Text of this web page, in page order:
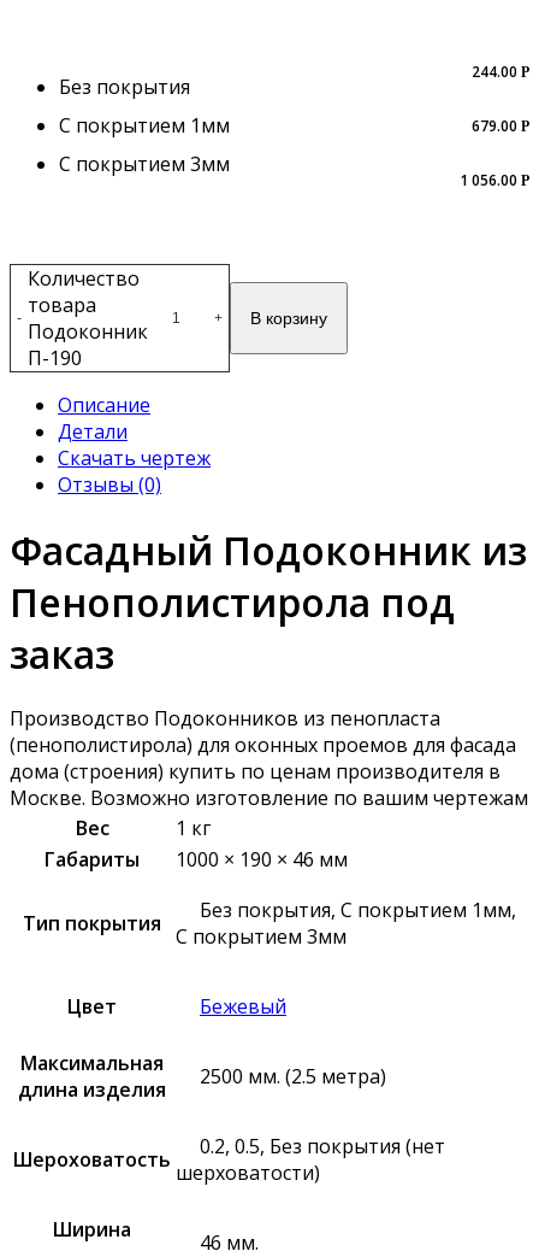
Без покрытия
С покрытием 1мм
С покрытием 3мм
-
Количество
товара
Подоконник
П-190
+ В корзину
244.00 Р
679.00 Р
1 056.00 Р
Описание
Детали
Скачать чертеж
Отзывы (0)
Фасадный Подоконник из
Пенополистирола под
заказ
Производство Подоконников из пенопласта
(пенополистирола) для оконных проемов для фасада
дома (строения) купить по ценам производителя в
Москве. Возможно изготовление по вашим чертежам
Вес
1 кг
Габариты
1000 × 190 × 46 мм
Тип покрытия
Без покрытия, С покрытием 1мм,
С покрытием 3мм
Цвет Бежевый
Максимальная
длина изделия
2500 мм. (2.5 метра)
Шероховатость
0.2, 0.5, Без покрытия (нет
шерховатости)
Ширина
46 мм.